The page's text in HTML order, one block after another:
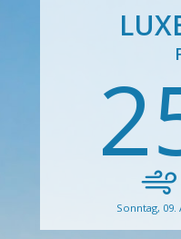
Sonntag, 09.